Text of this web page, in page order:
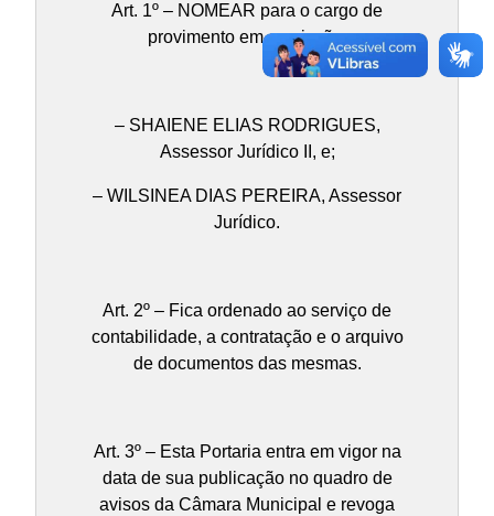
Art. 1º – NOMEAR para o cargo de
provimento em comissão:
– SHAIENE ELIAS RODRIGUES,
Assessor Jurídico II, e;
– WILSINEA DIAS PEREIRA, Assessor
Jurídico.
Art. 2º – Fica ordenado ao serviço de
contabilidade, a contratação e o arquivo
de documentos das mesmas.
Art. 3º – Esta Portaria entra em vigor na
data de sua publicação no quadro de
avisos da Câmara Municipal e revoga